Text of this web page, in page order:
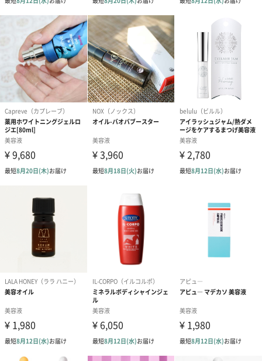
上部のオイル層と下部の美容液層をしっかり馴染ませるため、使
用前に数回、縦にしっかりと振ってからご使用ください（2層が混
ざり合うと美しい乳白色に変化します）。
シャンプー後、タオルドライした髪に、上部のオイル層と下部の
美容液層をよく馴染ませるためよく振って、手のひらに3～5滴出
してください。
クリーンビューティへのこだわり（5つの優しさ）
リー、パッチテスト済み。さらに、環境に配慮し国内リサイクル
率の高いガラス瓶を採用しています。
soeffは環境に配慮しサステナブルを実現する高品質な化粧品、ヘ
アケアブランドです。
美しい自然、動物と共存していける地球を目指し、商品開発を行
っています。